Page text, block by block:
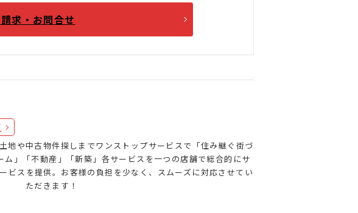
求・お問合せ
地や中古物件探しまでワンストップサービスで「住み継ぐ街づ
」「不動産」「新築」各サービスを一つの店舗で総合的にサ
ビスを提供。お客様の負担を少なく、スムーズに対応させてい
ただきます！